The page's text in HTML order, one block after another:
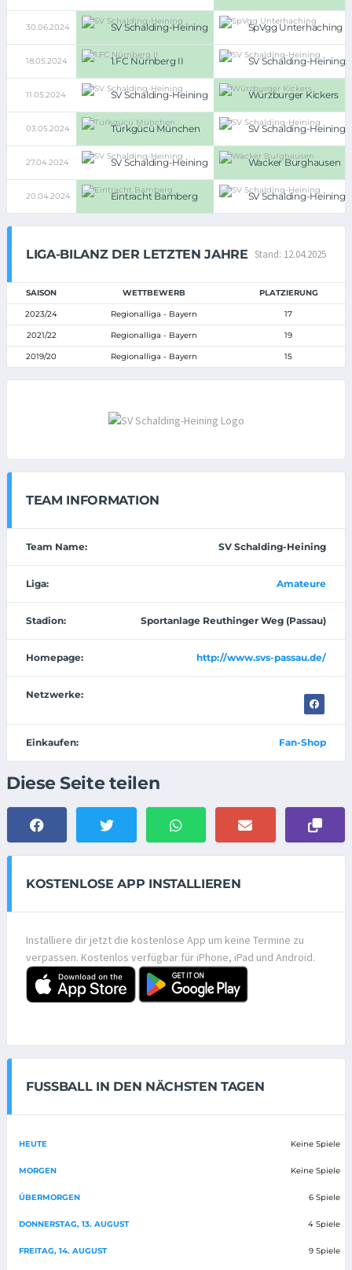
30.06.2024 SV Schalding-Heining SpVgg Unterhaching
18.05.2024 1.FC Nürnberg II SV Schalding-Heining
11.05.2024 SV Schalding-Heining Würzburger Kickers
03.05.2024 Türkgücü München SV Schalding-Heining
27.04.2024 SV Schalding-Heining Wacker Burghausen
20.04.2024 Eintracht Bamberg SV Schalding-Heining
LIGA-BILANZ DER LETZTEN JAHRE Stand: 12.04.2025
SAISON WETTBEWERB PLATZIERUNG
2023/24 Regionalliga - Bayern 17
2021/22 Regionalliga - Bayern 19
2019/20 Regionalliga - Bayern 15
TEAM INFORMATION
Team Name: SV Schalding-Heining
Liga: Amateure
Stadion: Sportanlage Reuthinger Weg (Passau)
Homepage: http://www.svs-passau.de/
Netzwerke:
Einkaufen: Fan-Shop
Diese Seite teilen
KOSTENLOSE APP INSTALLIEREN
Installiere dir jetzt die kostenlose App um keine Termine zu
verpassen. Kostenlos verfügbar für iPhone, iPad und Android.
FUSSBALL IN DEN NÄCHSTEN TAGEN
HEUTE Keine Spiele
MORGEN Keine Spiele
ÜBERMORGEN 6 Spiele
DONNERSTAG, 13. AUGUST 4 Spiele
FREITAG, 14. AUGUST 9 Spiele